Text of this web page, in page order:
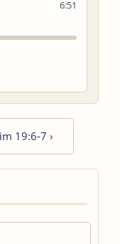
6:51
19:6-7 ›